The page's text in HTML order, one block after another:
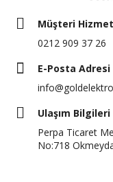
Müşteri
0212 909 37 26
E-Posta Adresi
Ulaşım Bilgileri
Perpa Ticaret
No:718